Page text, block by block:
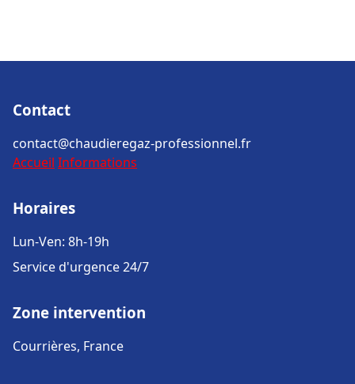
Contact
contact@chaudieregaz-professionnel.fr
Accueil Informations
Horaires
Lun-Ven: 8h-19h
Service d'urgence 24/7
Zone intervention
Courrières, France